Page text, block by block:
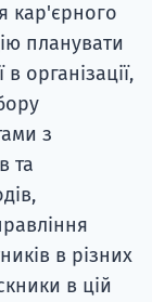
кар'єрного
планувати
організації,
з
та
в різних
в цій